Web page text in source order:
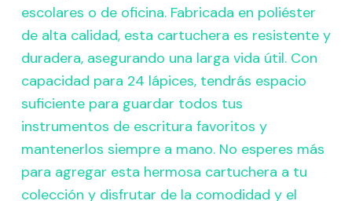
escolares o de oficina. Fabricada en poliéster
de alta calidad, esta cartuchera es resistente y
duradera, asegurando una larga vida útil. Con
capacidad para 24 lápices, tendrás espacio
suficiente para guardar todos tus
instrumentos de escritura favoritos y
mantenerlos siempre a mano. No esperes más
para agregar esta hermosa cartuchera a tu
colección y disfrutar de la comodidad y el